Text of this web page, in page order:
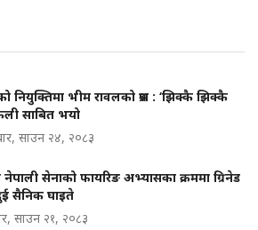
नियुक्तिमा भीम रावलको प्रश्न : ‘झिक्कै झिक्कै
साबित भयो
साउन २४, २०८३
नेपाली सेनाको फायरिङ अभ्यासका क्रममा ग्रिनेड
सैनिक घाइते
साउन २१, २०८३